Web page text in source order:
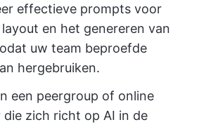
effectieve prompts voor
en het genereren van
uw team beproefde
hergebruiken.
een peergroup of online
zich richt op AI in de